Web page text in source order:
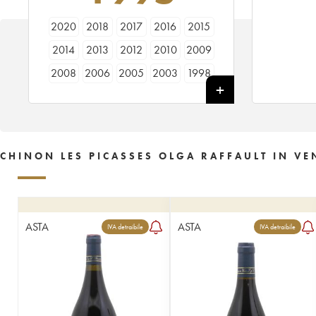
2020 2018 2017 2016
2015
2014
2013 2012 2010
2009
2008
2006 2005 2003
1998
CHINON LES PICASSES OLGA RAFFAULT IN
ASTA IVA detraibile ASTA IVA detraibile